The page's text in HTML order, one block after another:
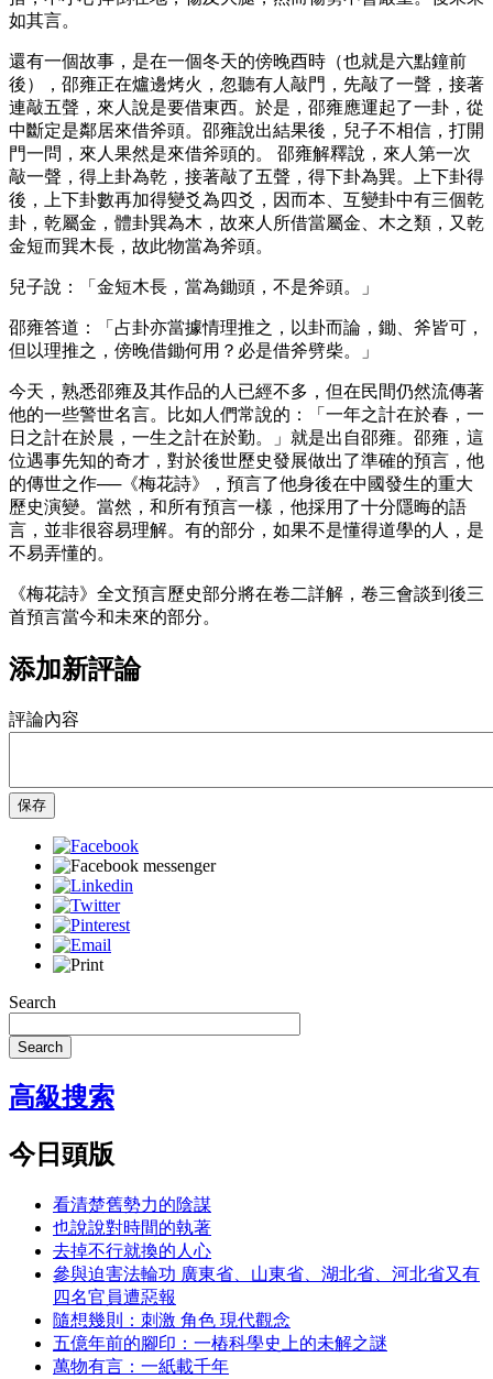
如其言。
還有一個故事，是在一個冬天的傍晚酉時（也就是六點鐘前
後），邵雍正在爐邊烤火，忽聽有人敲門，先敲了一聲，接著
連敲五聲，來人說是要借東西。於是，邵雍應運起了一卦，從
中斷定是鄰居來借斧頭。邵雍說出結果後，兒子不相信，打開
門一問，來人果然是來借斧頭的。 邵雍解釋說，來人第一次
敲一聲，得上卦為乾，接著敲了五聲，得下卦為巽。上下卦得
後，上下卦數再加得變爻為四爻，因而本、互變卦中有三個乾
卦，乾屬金，體卦巽為木，故來人所借當屬金、木之類，又乾
金短而巽木長，故此物當為斧頭。
兒子說：「金短木長，當為鋤頭，不是斧頭。」
邵雍答道：「占卦亦當據情理推之，以卦而論，鋤、斧皆可，
但以理推之，傍晚借鋤何用？必是借斧劈柴。」
今天，熟悉邵雍及其作品的人已經不多，但在民間仍然流傳著
他的一些警世名言。比如人們常說的：「一年之計在於春，一
日之計在於晨，一生之計在於勤。」就是出自邵雍。邵雍，這
位遇事先知的奇才，對於後世歷史發展做出了準確的預言，他
的傳世之作──《梅花詩》，預言了他身後在中國發生的重大
歷史演變。當然，和所有預言一樣，他採用了十分隱晦的語
言，並非很容易理解。有的部分，如果不是懂得道學的人，是
不易弄懂的。
《梅花詩》全文預言歷史部分將在卷二詳解，卷三會談到後三
首預言當今和未來的部分。
添加新評論
評論內容
保存
Search
Search
高級搜索
今日頭版
看清楚舊勢力的陰謀
也說說對時間的執著
去掉不行就換的人心
參與迫害法輪功 廣東省、山東省、湖北省、河北省又有
四名官員遭惡報
隨想幾則：刺激 角色 現代觀念
五億年前的腳印：一樁科學史上的未解之謎
萬物有言：一紙載千年